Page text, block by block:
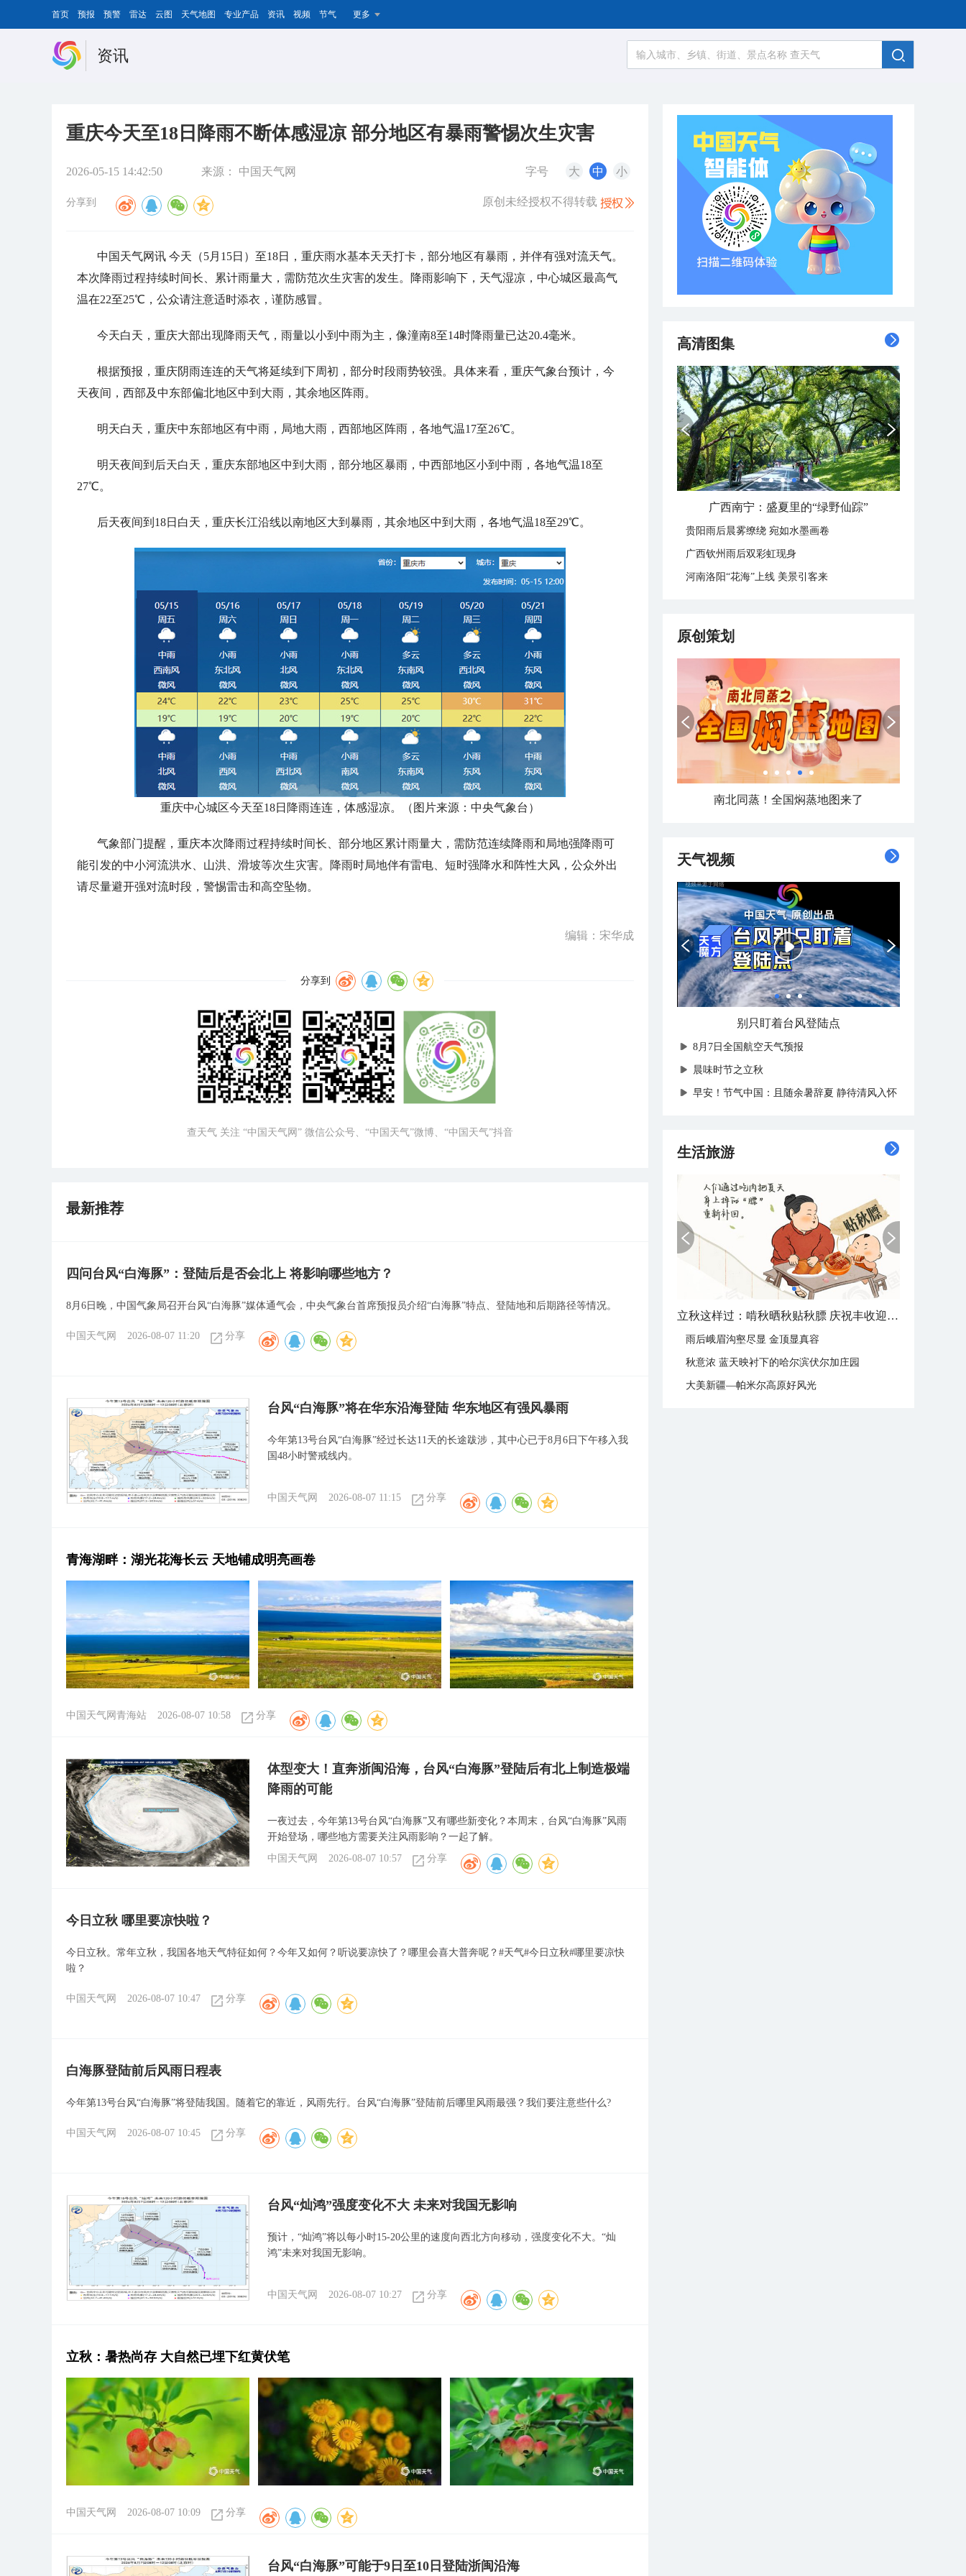
首页 预报 预警 雷达 云图 天气地图 专业产品 资讯 视频 节气 更多
资讯
重庆今天至18日降雨不断体感湿凉 部分地区有暴雨警惕次生灾害
2026-05-15 14:42:50 来源： 中国天气网 字号 大 中 小
分享到 原创未经授权不得转载
中国天气网讯 今天（5月15日）至18日，重庆雨水基本天天打卡，部分地区有暴雨，并伴有强对流天气。
本次降雨过程持续时间长、累计雨量大，需防范次生灾害的发生。降雨影响下，天气湿凉，中心城区最高气
温在22至25℃，公众请注意适时添衣，谨防感冒。
今天白天，重庆大部出现降雨天气，雨量以小到中雨为主，像潼南8至14时降雨量已达20.4毫米。
根据预报，重庆阴雨连连的天气将延续到下周初，部分时段雨势较强。具体来看，重庆气象台预计，今
天夜间，西部及中东部偏北地区中到大雨，其余地区阵雨。
明天白天，重庆中东部地区有中雨，局地大雨，西部地区阵雨，各地气温17至26℃。
明天夜间到后天白天，重庆东部地区中到大雨，部分地区暴雨，中西部地区小到中雨，各地气温18至
27℃。
后天夜间到18日白天，重庆长江沿线以南地区大到暴雨，其余地区中到大雨，各地气温18至29℃。
重庆中心城区今天至18日降雨连连，体感湿凉。（图片来源：中央气象台）
气象部门提醒，重庆本次降雨过程持续时间长、部分地区累计雨量大，需防范连续降雨和局地强降雨可
能引发的中小河流洪水、山洪、滑坡等次生灾害。降雨时局地伴有雷电、短时强降水和阵性大风，公众外出
请尽量避开强对流时段，警惕雷击和高空坠物。
编辑：宋华成
分享到
查天气 关注 “中国天气网” 微信公众号、“中国天气”微博、“中国天气”抖音
最新推荐
四问台风“白海豚”：登陆后是否会北上 将影响哪些地方？
8月6日晚，中国气象局召开台风“白海豚”媒体通气会，中央气象台首席预报员介绍“白海豚”特点、登陆地和后期路径等情况。
中国天气网 2026-08-07 11:20 分享
台风“白海豚”将在华东沿海登陆 华东地区有强风暴雨
今年第13号台风“白海豚”经过长达11天的长途跋涉，其中心已于8月6日下午移入我
国48小时警戒线内。
中国天气网 2026-08-07 11:15 分享
青海湖畔：湖光花海长云 天地铺成明亮画卷
中国天气网青海站 2026-08-07 10:58 分享
体型变大！直奔浙闽沿海，台风“白海豚”登陆后有北上制造极端
降雨的可能
一夜过去，今年第13号台风“白海豚”又有哪些新变化？本周末，台风“白海豚”风雨
开始登场，哪些地方需要关注风雨影响？一起了解。
中国天气网
2026-08-07 10:57 分享
今日立秋 哪里要凉快啦？
今日立秋。常年立秋，我国各地天气特征如何？今年又如何？听说要凉快了？哪里会喜大普奔呢？#天气#今日立秋#哪里要凉快
啦？
中国天气网 2026-08-07 10:47 分享
白海豚登陆前后风雨日程表
今年第13号台风“白海豚”将登陆我国。随着它的靠近，风雨先行。台风“白海豚”登陆前后哪里风雨最强？我们要注意些什么?
中国天气网 2026-08-07 10:45 分享
台风“灿鸿”强度变化不大 未来对我国无影响
预计，“灿鸿”将以每小时15-20公里的速度向西北方向移动，强度变化不大。“灿
鸿”未来对我国无影响。
中国天气网 2026-08-07 10:27 分享
立秋：暑热尚存 大自然已埋下红黄伏笔
中国天气网 2026-08-07 10:09 分享
台风“白海豚”可能于9日至10日登陆浙闽沿海
高清图集
广西南宁：盛夏里的“绿野仙踪”
贵阳雨后晨雾缭绕 宛如水墨画卷
广西钦州雨后双彩虹现身
河南洛阳“花海”上线 美景引客来
原创策划
南北同蒸！全国焖蒸地图来了
天气视频
别只盯着台风登陆点
8月7日全国航空天气预报
晨味时节之立秋
早安！节气中国：且随余暑辞夏 静待清风入怀
生活旅游
立秋这样过：啃秋晒秋贴秋膘 庆祝丰收迎秋来
雨后峨眉沟壑尽显 金顶显真容
秋意浓 蓝天映衬下的哈尔滨伏尔加庄园
大美新疆—帕米尔高原好风光